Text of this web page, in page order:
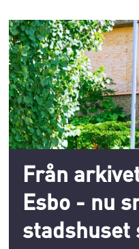
Från
Esbo - nu
stadshuset